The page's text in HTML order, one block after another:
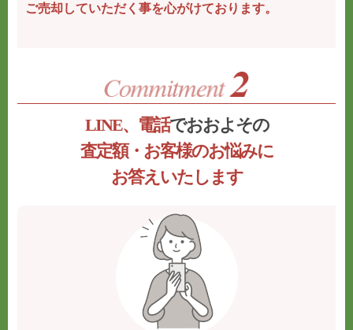
ご売却していただく事を心がけております。
LINE、電話でおおよその
査定額・お客様のお悩みに
お答えいたします